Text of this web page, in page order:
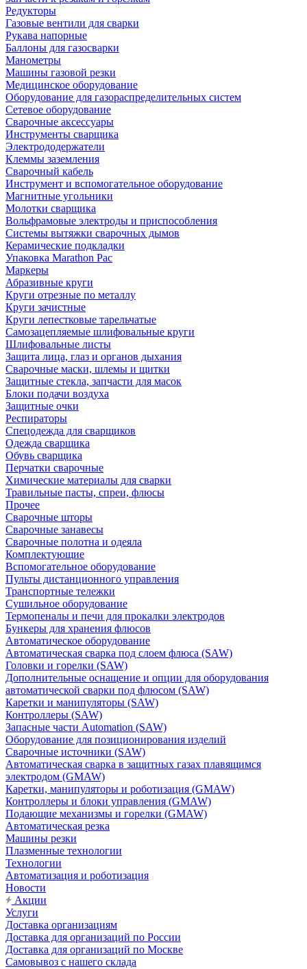
Редукторы
Газовые вентили для сварки
Рукава напорные
Баллоны для газосварки
Манометры
Машины газовой резки
Медицинское оборудование
Оборудование для газораспределительных систем
Сетевое оборудование
Сварочные аксессуары
Инструменты сварщика
Электрододержатели
Клеммы заземления
Сварочный кабель
Инструмент и вспомогательное оборудование
Магнитные угольники
Молотки сварщика
Вольфрамовые электроды и приспособления
Системы вытяжки сварочных дымов
Керамические подкладки
Упаковка Marathon Pac
Маркеры
Абразивные круги
Круги отрезные по металлу
Круги зачистные
Круги лепестковые тарельчатые
Самозацепляемые шлифовальные круги
Шлифовальные листы
Защита лица, глаз и органов дыхания
Сварочные маски, шлемы и щитки
Защитные стекла, запчасти для масок
Блоки подачи воздуха
Защитные очки
Респираторы
Спецодежда для сварщиков
Одежда сварщика
Обувь сварщика
Перчатки сварочные
Химические материалы для сварки
Травильные пасты, спреи, флюсы
Прочее
Сварочные шторы
Сварочные занавесы
Сварочные полотна и одеяла
Комплектующие
Вспомогательное оборудование
Пульты дистанционного управления
Транспортные тележки
Сушильное оборудование
Термопеналы и печи для прокалки электродов
Бункеры для хранения флюсов
Автоматическое оборудование
Автоматическая сварка под слоем флюса (SAW)
Головки и горелки (SAW)
Дополнительные оснащение и опции для оборудования
автоматической сварки под флюсом (SAW)
Каретки и манипуляторы (SAW)
Контроллеры (SAW)
Запасные части Automation (SAW)
Оборудование для позиционирования изделий
Сварочные источники (SAW)
Автоматическая сварка в защитных газах плавящимся
электродом (GMAW)
Каретки, манипуляторы и роботизация (GMAW)
Контроллеры и блоки управления (GMAW)
Подающие механизмы и горелки (GMAW)
Автоматическая резка
Машины резки
Плазменные технологии
Технологии
Автоматизация и роботизация
Новости
Акции
Услуги
Доставка организациям
Доставка для организаций по России
Доставка для организаций по Москве
Самовывоз с нашего склада